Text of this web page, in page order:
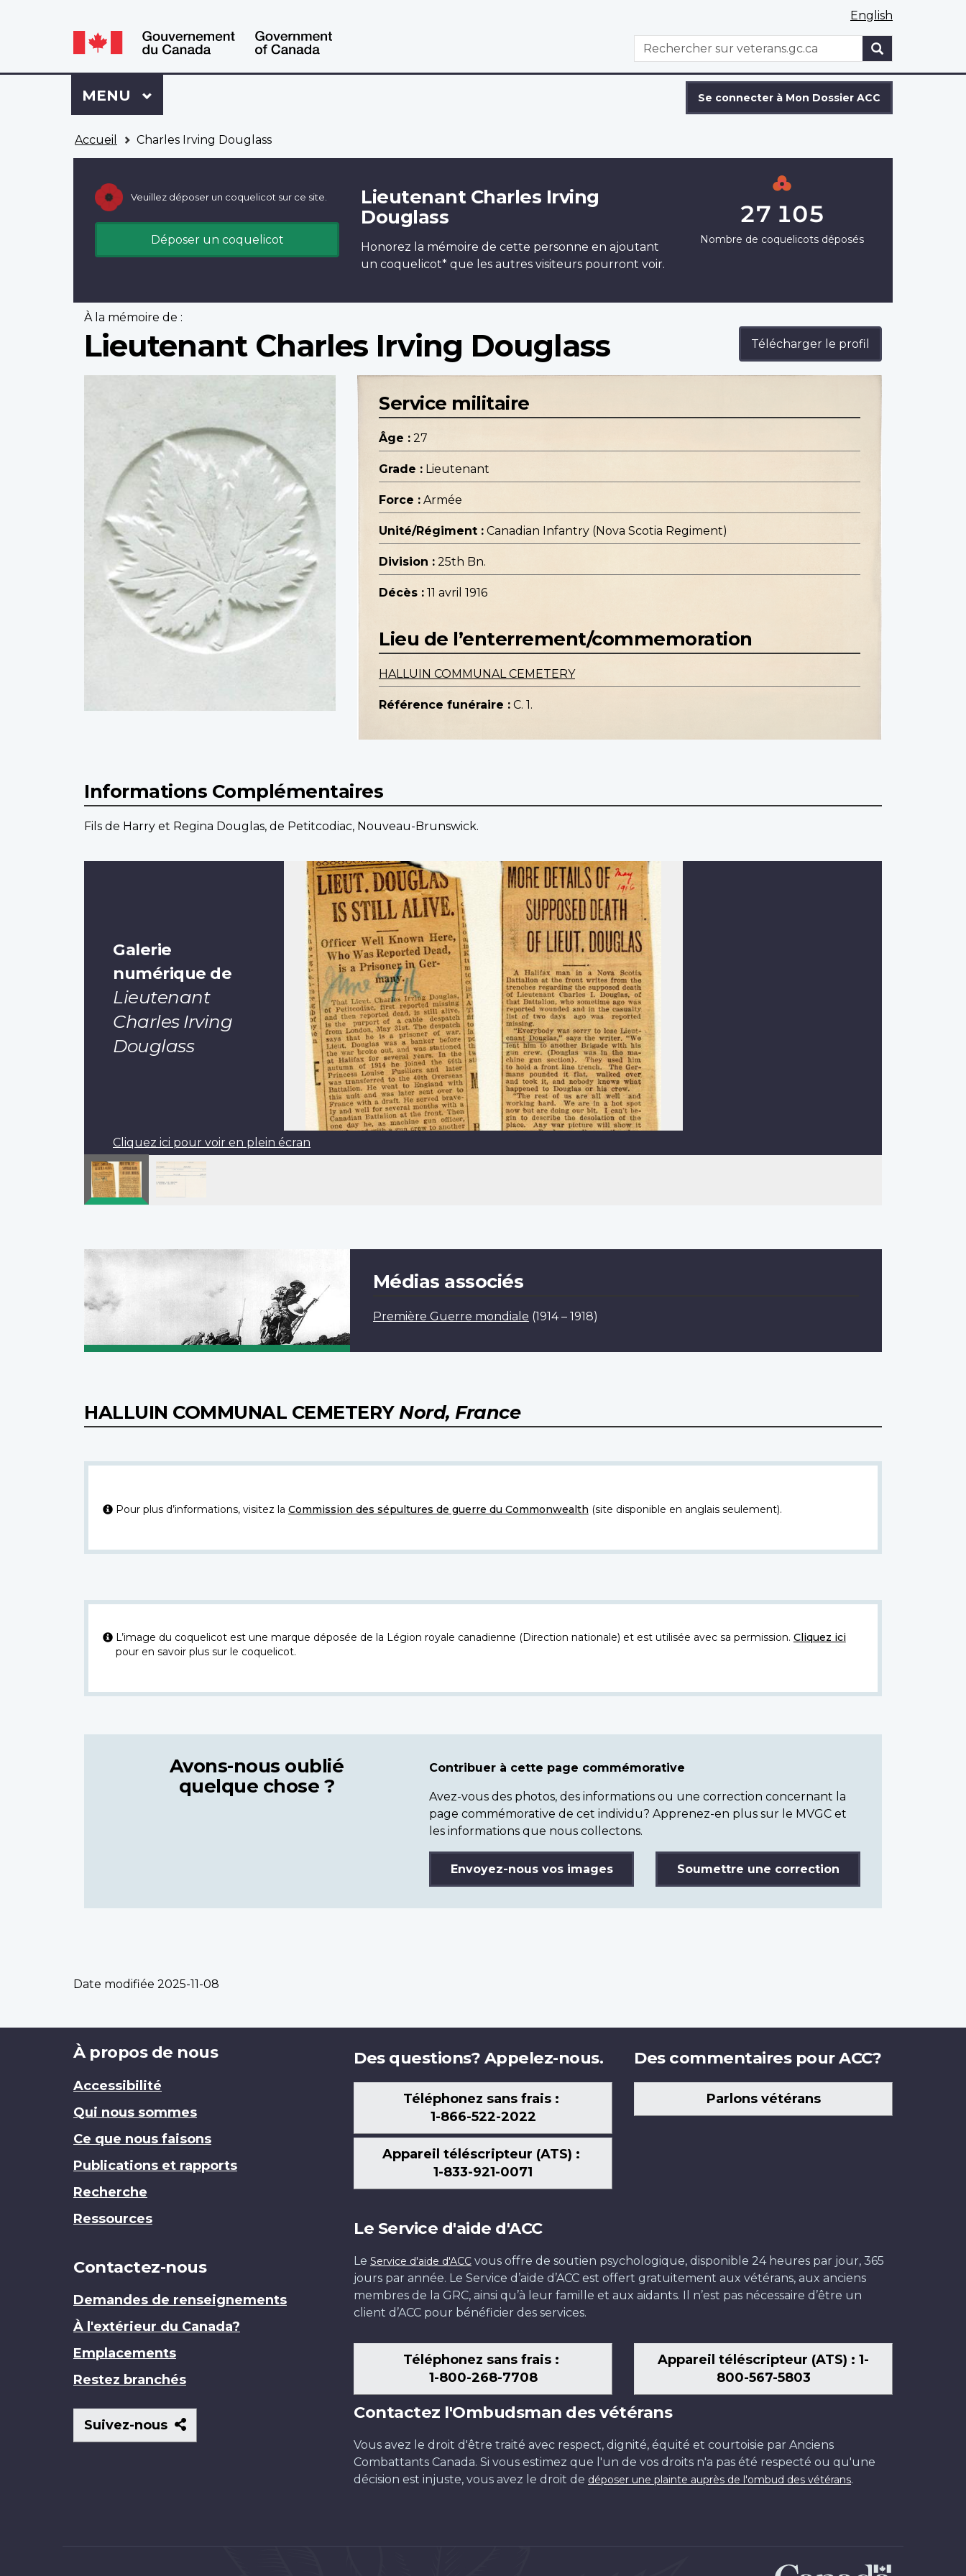
Language
switcher
Language
switcher
English
WxT
Search
Rechercher
Se
connecter
à
Dossier
Se connecter à Mon Dossier ACC
Menu
MENU PRINCIPAL
Accueil Charles Irving Douglass
Veuillez déposer un coquelicot sur ce site.
Déposer un coquelicot
Lieutenant Charles Irving
Douglass
Honorez la mémoire de cette personne en ajoutant
un coquelicot* que les autres visiteurs pourront voir.
27 105
Nombre de coquelicots déposés
À la mémoire de :
Lieutenant Charles Irving Douglass Télécharger le profil
Service militaire
Âge : 27
Grade : Lieutenant
Force : Armée
Unité/Régiment : Canadian Infantry (Nova Scotia Regiment)
Division : 25th Bn.
Décès : 11 avril 1916
Lieu de l’enterrement/commemoration
HALLUIN COMMUNAL CEMETERY
Référence funéraire : C. 1.
Informations Complémentaires
Fils de Harry et Regina Douglas, de Petitcodiac, Nouveau-Brunswick.
Galerie
numérique de
Lieutenant
Charles Irving
Douglass
Cliquez ici pour voir en plein écran
Médias associés
Première Guerre mondiale (1914 – 1918)
HALLUIN COMMUNAL CEMETERY Nord, France
Pour plus d’informations, visitez la Commission des sépultures de guerre du Commonwealth (site disponible en anglais seulement).
L’image du coquelicot est une marque déposée de la Légion royale canadienne (Direction nationale) et est utilisée avec sa permission. Cliquez ici
pour en savoir plus sur le coquelicot.
Avons-nous oublié
quelque chose ?
Contribuer à cette page commémorative
Avez-vous des photos, des informations ou une correction concernant la
page commémorative de cet individu? Apprenez-en plus sur le MVGC et
les informations que nous collectons.
Envoyez-nous vos images Soumettre une correction
Date modifiée 2025-11-08
Brand
À propos de nous
Accessibilité
Qui nous sommes
Ce que nous faisons
Publications et rapports
Recherche
Ressources
Contactez-nous
Demandes de renseignements
À l'extérieur du Canada?
Emplacements
Restez branchés
Suivez-nous
Suivez-
nous
Des questions? Appelez-nous.
Téléphonez sans frais :
1-866-522-2022
Appareil téléscripteur (ATS) :
1-833-921-0071
Des commentaires pour ACC?
Parlons vétérans
Le Service d'aide d'ACC
Le Service d'aide d'ACC vous offre de soutien psychologique, disponible 24 heures par jour, 365
jours par année. Le Service d’aide d’ACC est offert gratuitement aux vétérans, aux anciens
membres de la GRC, ainsi qu’à leur famille et aux aidants. Il n’est pas nécessaire d’être un
client d’ACC pour bénéficier des services.
Téléphonez sans frais :
1-800-268-7708
Appareil téléscripteur (ATS) : 1-
800-567-5803
Contactez l'Ombudsman des vétérans
Vous avez le droit d'être traité avec respect, dignité, équité et courtoisie par Anciens
Combattants Canada. Si vous estimez que l'un de vos droits n'a pas été respecté ou qu'une
décision est injuste, vous avez le droit de déposer une plainte auprès de l'ombud des vétérans.